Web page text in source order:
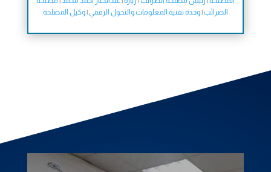
الضرائب|وحدة تقنية المعلومات والتحول الرقمي|وكيل المصلحة